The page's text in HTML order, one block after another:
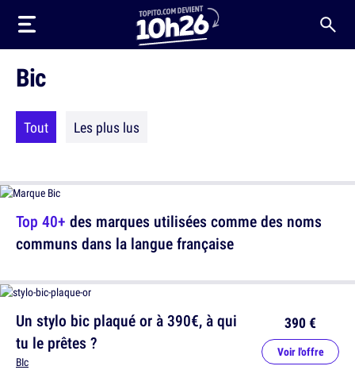
Bic
Tout Les plus lus
Top 40+ des marques utilisées comme des noms
communs dans la langue française
Un stylo bic plaqué or à 390€, à qui
tu le prêtes ?
BIc
390 €
Voir l'offre